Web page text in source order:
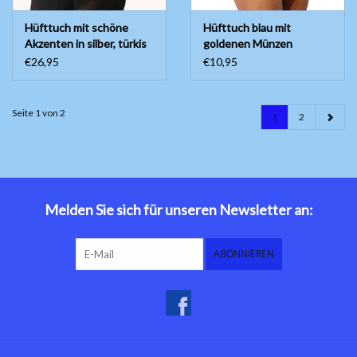
Hüfttuch mit schöne
Akzenten in silber, türkis
mit silbernen Münzen
€26,95
Hüfttuch blau mit
goldenen Münzen
€10,95
Seite 1 von 2 1 2
Melden Sie sich für unseren Newsletter an:
ABONNIEREN